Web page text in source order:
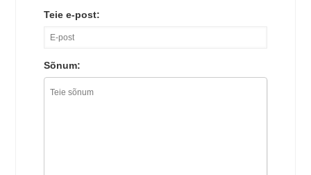
Teie e-post:
Sõnum: